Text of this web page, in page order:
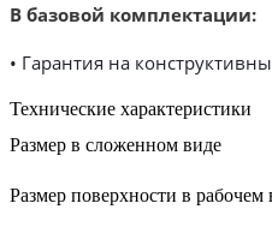
В базовой комплектации:
• Гарантия на
Технические характеристики
Размер в сложенном виде
Размер поверхности в рабочем